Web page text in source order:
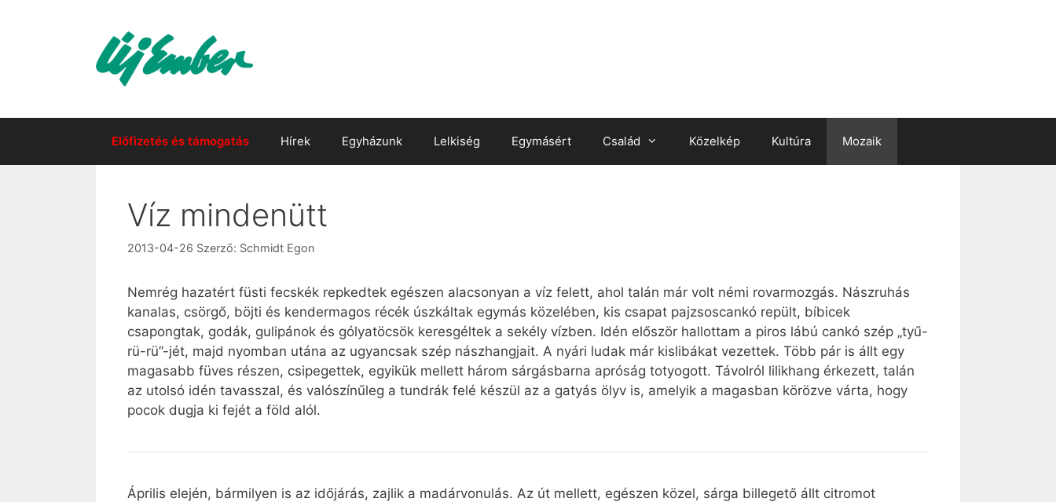
Előfizetés és támogatás Hírek Egyházunk Lelkiség Egymásért Család Közelkép Kultúra Mozaik
Víz mindenütt
2013-04-26 Szerző: Schmidt Egon
Nemrég hazatért füsti fecskék repkedtek egészen alacsonyan a víz felett, ahol talán már volt némi rovarmozgás. Nászruhás
kanalas, csörgő, böjti és kendermagos récék úszkáltak egymás közelében, kis csapat pajzsoscankó repült, bíbicek
csapongtak, godák, gulipánok és gólyatöcsök keresgéltek a sekély vízben. Idén először hallottam a piros lábú cankó szép „tyű-
rü-rü”-jét, majd nyomban utána az ugyancsak szép nászhangjait. A nyári ludak már kislibákat vezettek. Több pár is állt egy
magasabb füves részen, csipegettek, egyikük mellett három sárgásbarna apróság totyogott. Távolról lilikhang érkezett, talán
az utolsó idén tavasszal, és valószínűleg a tundrák felé készül az a gatyás ölyv is, amelyik a magasban körözve várta, hogy
pocok dugja ki fejét a föld alól.
Április elején, bármilyen is az időjárás, zajlik a madárvonulás. Az út mellett, egészen közel, sárga billegető állt citromot